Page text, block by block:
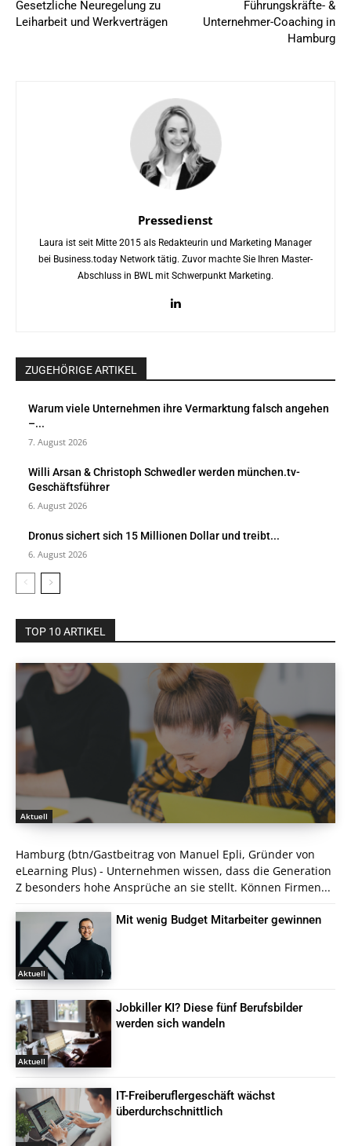
Gesetzliche Neuregelung zu
Leiharbeit und Werkverträgen
Führungskräfte- &
Unternehmer-Coaching in
Hamburg
Pressedienst
Laura ist seit Mitte 2015 als Redakteurin und Marketing Manager
bei Business.today Network tätig. Zuvor machte Sie Ihren Master-
Abschluss in BWL mit Schwerpunkt Marketing.
ZUGEHÖRIGE ARTIKEL
Warum viele Unternehmen ihre Vermarktung falsch angehen
–...
7. August 2026
Willi Arsan & Christoph Schwedler werden münchen.tv-
Geschäftsführer
6. August 2026
Dronus sichert sich 15 Millionen Dollar und treibt...
6. August 2026
TOP 10 ARTIKEL
Aktuell
Hamburg (btn/Gastbeitrag von Manuel Epli, Gründer von
eLearning Plus) - Unternehmen wissen, dass die Generation
Z besonders hohe Ansprüche an sie stellt. Können Firmen...
Aktuell
Mit wenig Budget Mitarbeiter gewinnen
Aktuell
Jobkiller KI? Diese fünf Berufsbilder
werden sich wandeln
IT-Freiberuflergeschäft wächst
überdurchschnittlich